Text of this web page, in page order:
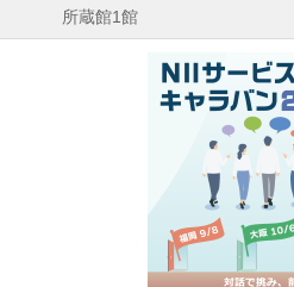
所蔵館1館